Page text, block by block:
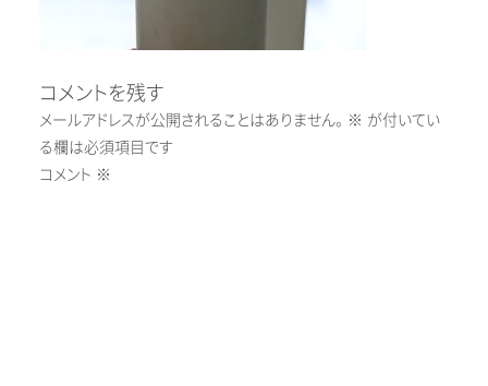
コメントを残す
メールアドレスが公開されることはありません。 ※ が付いてい
る欄は必須項目です
コメント ※